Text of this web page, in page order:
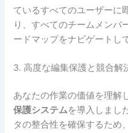
ているすべてのユーザーに
り、すべてのチームメンバ
ードマップをナビゲートし
3. 高度な編集保護と競合解
あなたの作業の価値を理解
保護システムを導入しまし
タの整合性を確保するため